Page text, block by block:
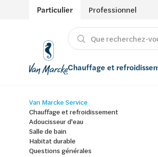
Particulier Professionnel
Chauffage et
Chauffage
Refroidissement
Produits
Salle de bain avec prix indicatif
Conseils
Énergies renouvelables
Ventilation
Récupération de l'eau de pluie
Adoucisseurs d’eau
Filtres à eau
Van Marcke Service
Chauffage et refroidissement
Adoucisseur d'eau
Salle de bain
Habitat durable
Questions générales